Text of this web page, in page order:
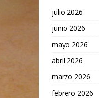
julio 2026
junio 2026
mayo 2026
abril 2026
marzo 2026
febrero 2026